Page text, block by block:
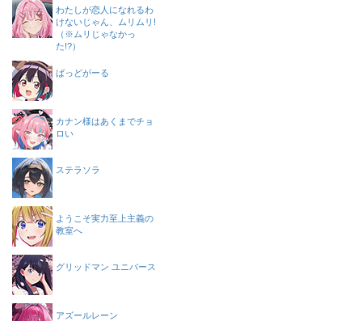
わたしが恋人になれるわ
けないじゃん、ムリムリ!
（※ムリじゃなかっ
た!?）
ばっどがーる
カナン様はあくまでチョ
ロい
ステラソラ
ようこそ実力至上主義の
教室へ
グリッドマン ユニバース
アズールレーン